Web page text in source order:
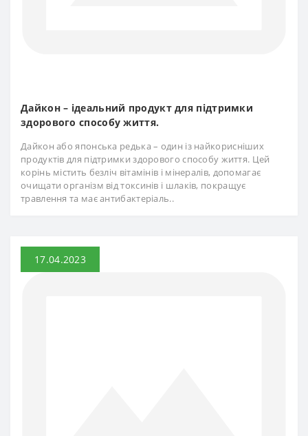
Дайкон – ідеальний продукт для підтримки
здорового способу життя.
Дайкон або японська редька – один із найкорисніших
продуктів для підтримки здорового способу життя. Цей
корінь містить безліч вітамінів і мінералів, допомагає
очищати організм від токсинів і шлаків, покращує
травлення та має антибактеріаль..
17.04.2023